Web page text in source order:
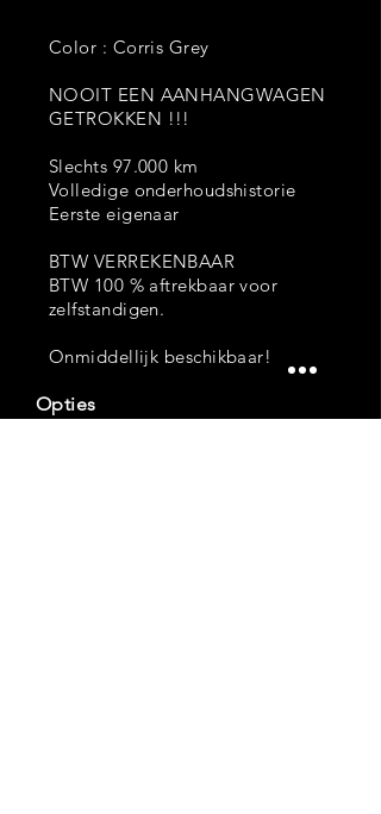
Color : Corris Grey
NOOIT EEN AANHANGWAGEN
GETROKKEN !!!
Slechts 97.000 km
Volledige onderhoudshistorie
Eerste eigenaar
BTW VERREKENBAAR
BTW 100 % aftrekbaar voor
zelfstandigen.
Onmiddellijk beschikbaar!
Opties